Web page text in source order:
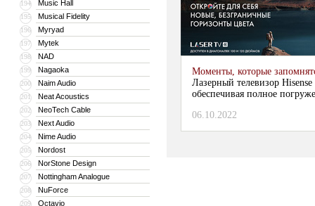
194 Music Hall
195 Musical Fidelity
196 Myryad
197 Mytek
198 NAD
199 Nagaoka
200 Naim Audio
201 Neat Acoustics
202 NeoTech Cable
203 Next Audio
204 Nime Audio
205 Nordost
206 NorStone Design
207 Nottingham Analogue
208 NuForce
209 Octavio
Моменты, которые
Лазерный телевизор
обеспечивая полное
06.10.2022